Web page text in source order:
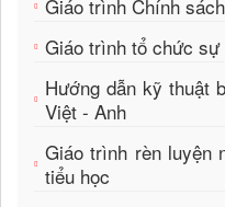
Giáo trình Chính
Giáo trình tổ chức
Hướng dẫn kỹ thuật
Việt - Anh
Giáo trình rèn luyện
tiểu học